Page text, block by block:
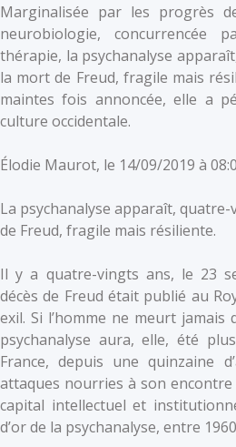
Marginalisée par les progrès
neurobiologie, concurrencée
thérapie, la psychanalyse
la mort de Freud, fragile mais
maintes fois annoncée, elle a
culture occidentale.
Élodie Maurot, le 14/09/2019 à
La psychanalyse apparaît,
de Freud, fragile mais résiliente.
Il y a quatre-vingts ans, le 23
décès de Freud était publié au
exil. Si l’homme ne meurt jamais
psychanalyse aura, elle, été
France, depuis une quinzaine
attaques nourries à son
capital intellectuel et
d’or de la psychanalyse, entre